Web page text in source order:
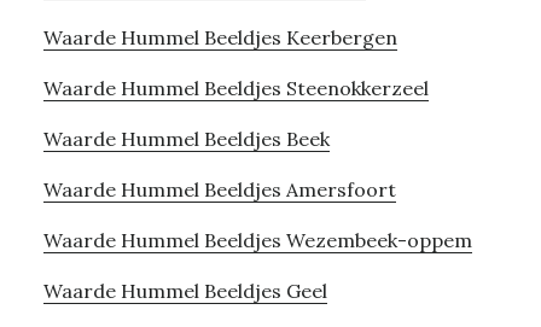
Waarde Hummel Beeldjes Keerbergen
Waarde Hummel Beeldjes Steenokkerzeel
Waarde Hummel Beeldjes Beek
Waarde Hummel Beeldjes Amersfoort
Waarde Hummel Beeldjes Wezembeek-oppem
Waarde Hummel Beeldjes Geel